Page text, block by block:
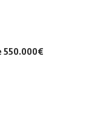
550.000€